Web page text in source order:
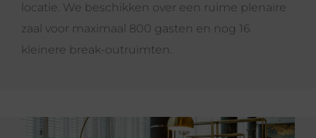
locatie. We beschikken over een ruime plenaire
zaal voor maximaal 800 gasten en nog 16
kleinere break-outruimten.